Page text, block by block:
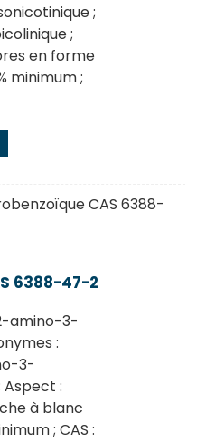
;
;
en forme
minimum ;
6388-47-2
amino-3-
:
3-
Aspect :
à blanc
; CAS :